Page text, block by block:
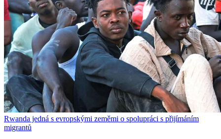
Rwanda jedná s evropskými zeměmi o spolupráci s přijímáním
migrantů